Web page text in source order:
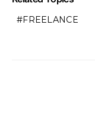
FREELANCE